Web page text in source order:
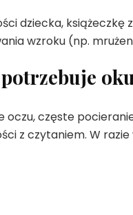
dziecka, książeczkę
wzroku (np.
potrzebuje
częste
z czytaniem. W